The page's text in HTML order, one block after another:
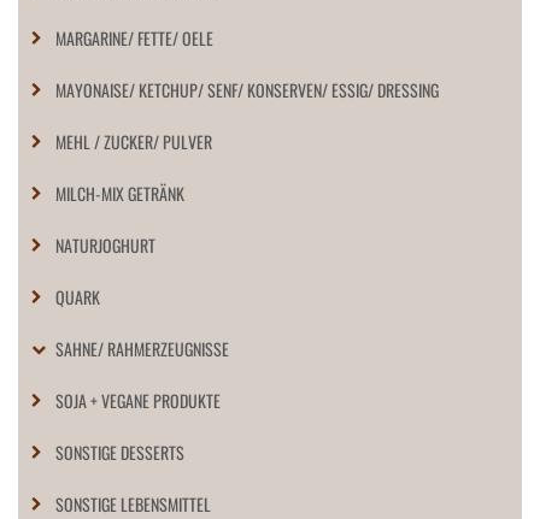
MARGARINE/ FETTE/ OELE
MAYONAISE/ KETCHUP/ SENF/ KONSERVEN/ ESSIG/ DRESSING
MEHL / ZUCKER/ PULVER
MILCH-MIX GETRÄNK
NATURJOGHURT
QUARK
SAHNE/ RAHMERZEUGNISSE
SOJA + VEGANE PRODUKTE
SONSTIGE DESSERTS
SONSTIGE LEBENSMITTEL